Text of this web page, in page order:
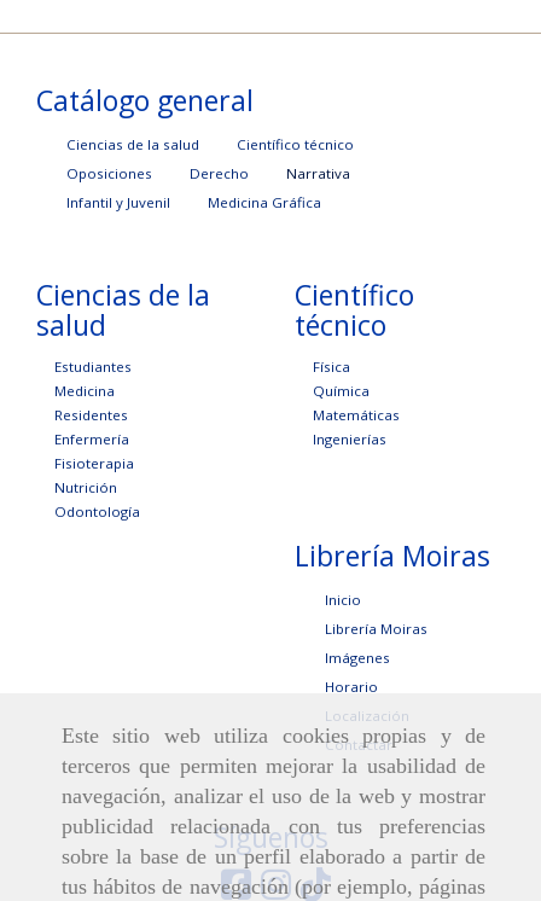
Este sitio web utiliza cookies propias y de
terceros que permiten mejorar la usabilidad de
navegación, analizar el uso de la web y mostrar
publicidad relacionada con tus preferencias
sobre la base de un perfil elaborado a partir de
tus hábitos de navegación (por ejemplo, páginas
Catálogo general
Ciencias de la salud
Científico técnico
Oposiciones
Derecho
Narrativa
Infantil y Juvenil
Medicina Gráfica
Ciencias de la
salud
Estudiantes
Medicina
Residentes
Enfermería
Fisioterapia
Nutrición
Odontología
Científico
técnico
Física
Química
Matemáticas
Ingenierías
Librería Moiras
Inicio
Librería Moiras
Imágenes
Horario
Localización
Contactar
Síguenos